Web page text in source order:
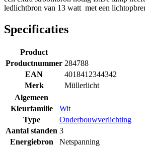
ledlichtbron van 13 watt met een
Specificaties
Product
Productnummer 284788
EAN
4018412344342
Merk
Müllerlicht
Algemeen
Kleurfamilie
Wit
Type
Onderbouwverlichting
Aantal standen 3
Energiebron
Netspanning